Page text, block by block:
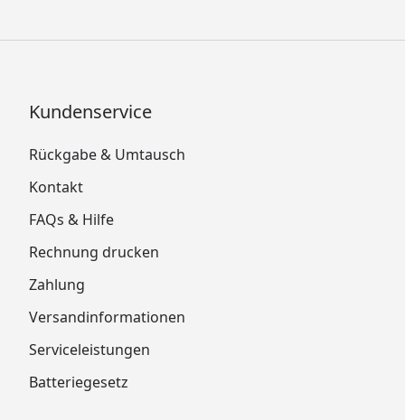
Kundenservice
Rückgabe & Umtausch
Kontakt
FAQs & Hilfe
Rechnung drucken
Zahlung
Versandinformationen
Serviceleistungen
Batteriegesetz